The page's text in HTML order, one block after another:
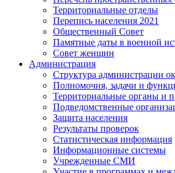
Территориальные отделы
Перепись населения 2021
Общественный Совет
Памятные даты в военной
Совет женщин
Администрация
Структура администрации
Полномочия, задачи и
Территориальные органы и
Подведомственные
Защита населения
Результаты проверок
Статистическая информация
Информационные системы
Учрежденные СМИ